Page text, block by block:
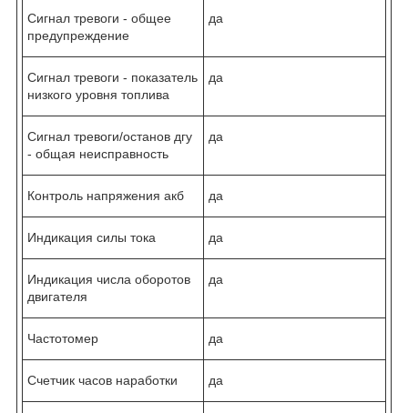
Сигнал тревоги - общее
предупреждение
да
Сигнал тревоги - показатель
низкого уровня топлива
да
Сигнал тревоги/останов дгу
- общая неисправность
да
Контроль напряжения акб да
Индикация силы тока да
Индикация числа оборотов
двигателя
да
Частотомер да
Счетчик часов наработки да